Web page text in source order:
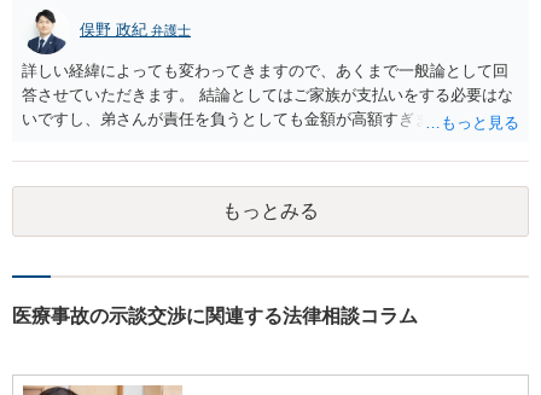
俣野 政紀 弁護士
詳しい経緯によっても変わってきますので、あくまで一般論として回
答させていただきます。 結論としてはご家族が支払いをする必要はな
いですし、弟さんが責任を負うとしても金額が高額すぎます。 仮に弟
実だとしても責任を負うのは弟さんです。弟さんの詳しいご状況は分
かりませんが、現在お仕事をされて一人暮らしもできているというこ
とですから、自立施設にいたからといって責任無能力者ということに
はなりません。また、お父様が施設に入所させたことと今回の争いと
ない」として考える時間や弁護士に相談する時間を与えないことも怪
手の言っている事実がなければ詐欺ですので警察にもご相談くださ
もっとみる
医療事故の示談交渉に関連する法律相談コラム